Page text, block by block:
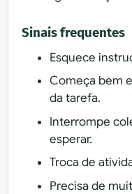
Sinais frequentes
Esquece
Começa bem
da tarefa.
Interrompe
esperar.
Troca de
Precisa de